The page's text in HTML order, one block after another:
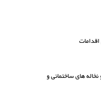
های ساختمانی و